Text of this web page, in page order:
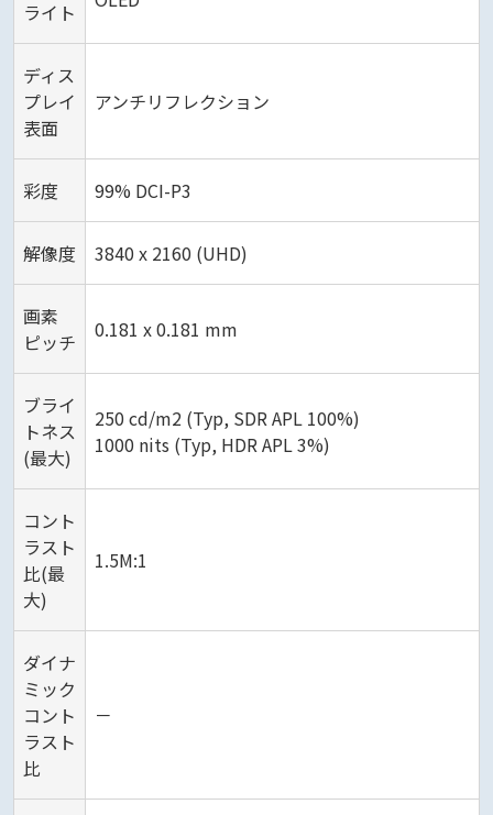
ライト
ディス
プレイ
表面
アンチリフレクション
彩度 99% DCI-P3
解像度 3840 x 2160 (UHD)
画素
ピッチ
0.181 x 0.181 mm
ブライ
トネス
(最大)
250 cd/m2 (Typ, SDR APL 100%)
1000 nits (Typ, HDR APL 3%)
コント
ラスト
比(最
大)
1.5M:1
ダイナ
ミック
コント
ラスト
比
－